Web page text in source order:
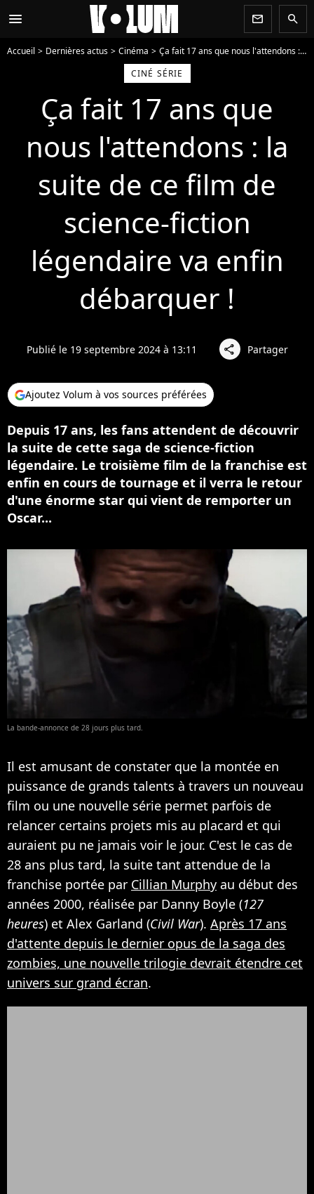
menu newsletter search
Accueil Dernières actus Cinéma
Ça fait 17 ans que nous l'attendons : la suite de ce film de science-fiction légendaire va enfin débarquer !
CINÉ SÉRIE
Ça fait 17 ans que
nous l'attendons : la
suite de ce film de
science-fiction
légendaire va enfin
débarquer !
Publié le 19 septembre 2024 à 13:11 share Partager
Ajoutez Volum à vos sources préférées
Depuis 17 ans, les fans attendent de découvrir
la suite de cette saga de science-fiction
légendaire. Le troisième film de la franchise est
enfin en cours de tournage et il verra le retour
d'une énorme star qui vient de remporter un
Oscar...
La bande-annonce de 28 jours plus tard.
Il est amusant de constater que la montée en
puissance de grands talents à travers un nouveau
film ou une nouvelle série permet parfois de
relancer certains projets mis au placard et qui
auraient pu ne jamais voir le jour. C'est le cas de
28 ans plus tard, la suite tant attendue de la
franchise portée par Cillian Murphy au début des
années 2000, réalisée par Danny Boyle (127
heures) et Alex Garland (Civil War). Après 17 ans
d'attente depuis le dernier opus de la saga des
zombies, une nouvelle trilogie devrait étendre cet
univers sur grand écran.